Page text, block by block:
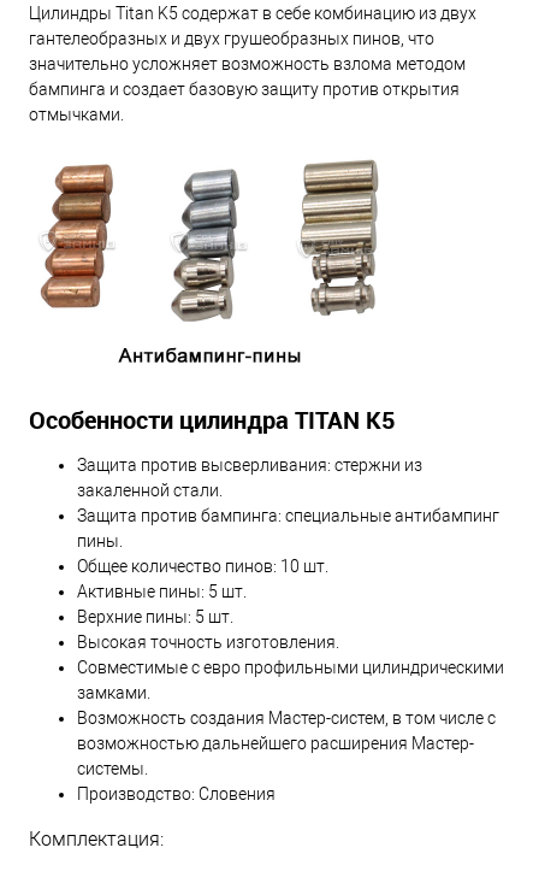
Цилиндры Titan K5 содержат в себе комбинацию из двух
гантелеобразных и двух грушеобразных пинов, что
значительно усложняет возможность взлома методом
бампинга и создает базовую защиту против открытия
отмычками.
Особенности цилиндра TITAN K5
Защита против высверливания: стержни из
закаленной стали.
Защита против бампинга: специальные антибампинг
пины.
Общее количество пинов: 10 шт.
Активные пины: 5 шт.
Верхние пины: 5 шт.
Высокая точность изготовления.
Совместимые с евро профильными цилиндрическими
замками.
Возможность создания Мастер-систем, в том числе с
возможностью дальнейшего расширения Мастер-
системы.
Производство: Словения
Комплектация: